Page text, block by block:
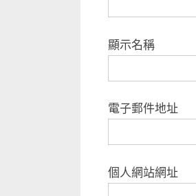
顯示名稱
電子郵件地址
個人網站網址